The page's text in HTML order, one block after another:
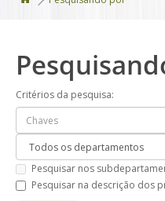
Critérios da pesquisa:
Pesquisar nos
Pesquisar na descrição dos